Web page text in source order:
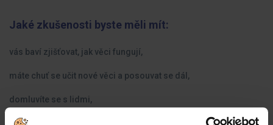
Jaké zkušenosti byste měli mít:
vás baví zjišťovat, jak věci fungují,
máte chuť se učit nové věci a posouvat se dál,
domluvíte se s lidmi,